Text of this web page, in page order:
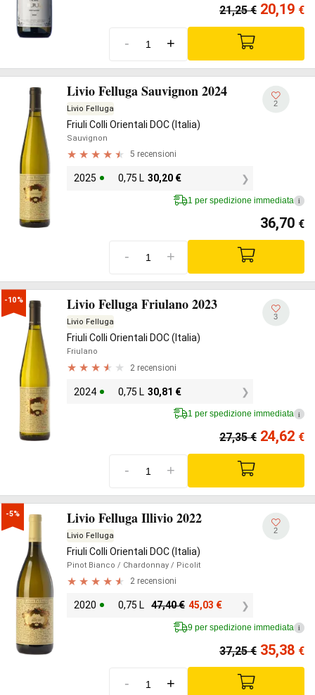
21,25€ 20,19 €
- +
Livio Felluga Sauvignon 2024
Livio Felluga
Friuli Colli Orientali DOC (Italia)
Sauvignon
5 recensioni
2025 0,75 L 30,20 €
2
1 per spedizione immediata i
36,70 €
- +
-10% Livio Felluga Friulano 2023
Livio Felluga
Friuli Colli Orientali DOC (Italia)
Friulano
2 recensioni
2024 0,75 L 30,81 €
3
1 per spedizione immediata i
27,35€ 24,62 €
- +
-5% Livio Felluga Illivio 2022
Livio Felluga
Friuli Colli Orientali DOC (Italia)
Pinot Bianco / Chardonnay / Picolit
2 recensioni
2020 0,75 L 47,40€ 45,03 €
2
9 per spedizione immediata i
37,25€ 35,38 €
- +